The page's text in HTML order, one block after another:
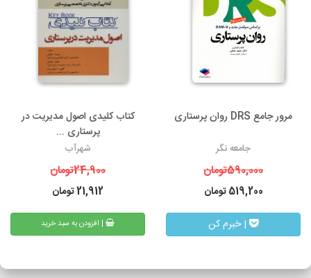
مرور جامع DRS روان پرستاری
جامعه نگر
590,000تومان
519,200تومان
| خبرم کن
کتاب کلیدی اصول مدیریت در
پرستاری ...
شهرآب
24,900تومان
21,912تومان
| افزودن به سبد خرید